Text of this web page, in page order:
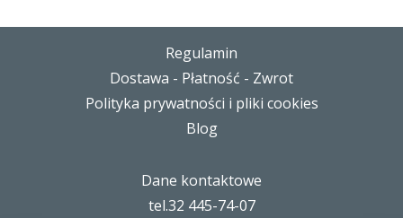
Regulamin
Dostawa - Płatność - Zwrot
Polityka prywatności i pliki cookies
Blog
Dane kontaktowe
tel.32 445-74-07